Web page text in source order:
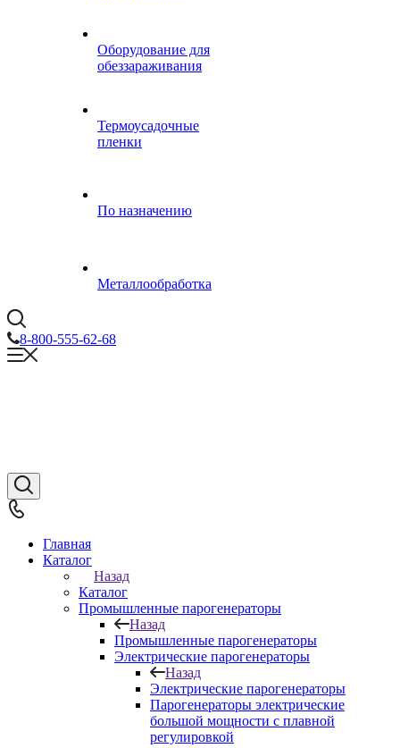
Оборудование для
обеззараживания
Термоусадочные
пленки
По назначению
Металлообработка
8-800-555-62-68
Главная
Каталог
Назад
Каталог
Промышленные парогенераторы
Назад
Промышленные парогенераторы
Электрические парогенераторы
Назад
Электрические парогенераторы
Парогенераторы электрические
большой мощности с плавной
регулировкой